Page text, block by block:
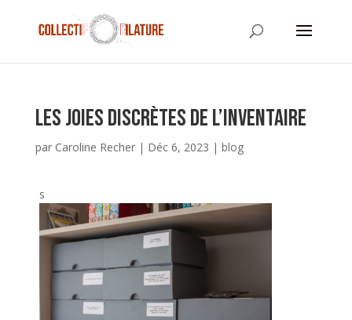
Les joies discrètes de l’inventaire
par Caroline Recher| Déc 6, 2023 | blog
s